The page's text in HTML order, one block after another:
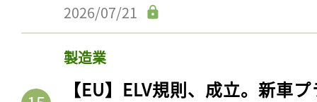
2026/07/21
製造業
【EU】ELV規則、成立。新車